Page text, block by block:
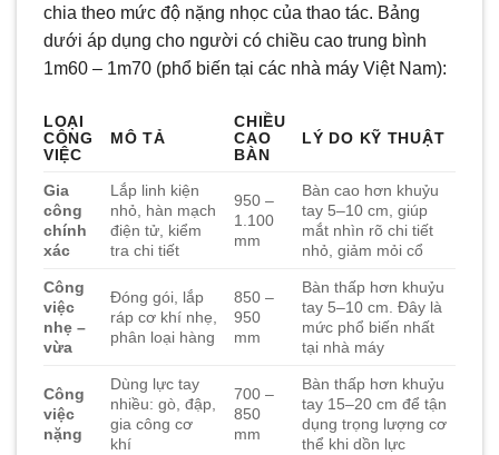
chia theo mức độ nặng nhọc của thao tác. Bảng
dưới áp dụng cho người có chiều cao trung bình
1m60 – 1m70 (phổ biến tại các nhà máy Việt Nam):
LOẠI
CÔNG
VIỆC
MÔ TẢ
CHIỀU
CAO
BÀN
LÝ DO KỸ THUẬT
Gia
công
chính
xác
Lắp linh kiện
nhỏ, hàn mạch
điện tử, kiểm
tra chi tiết
950 –
1.100
mm
Bàn cao hơn khuỷu
tay 5–10 cm, giúp
mắt nhìn rõ chi tiết
nhỏ, giảm mỏi cổ
Công
việc
nhẹ –
vừa
Đóng gói, lắp
ráp cơ khí nhẹ,
phân loại hàng
850 –
950
mm
Bàn thấp hơn khuỷu
tay 5–10 cm. Đây là
mức phổ biến nhất
tại nhà máy
Công
việc
nặng
Dùng lực tay
nhiều: gò, đập,
gia công cơ
khí
700 –
850
mm
Bàn thấp hơn khuỷu
tay 15–20 cm để tận
dụng trọng lượng cơ
thể khi dồn lực